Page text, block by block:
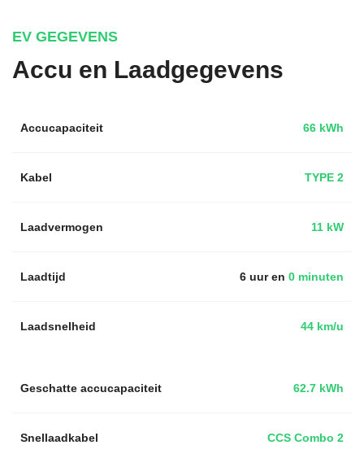
EV GEGEVENS
Accu en Laadgegevens
Accucapaciteit 66 kWh
Kabel TYPE 2
Laadvermogen 11 kW
Laadtijd 6 uur en 0 minuten
Laadsnelheid 44 km/u
62.7 kWh
Geschatte accucapaciteit
Snellaadkabel CCS Combo 2